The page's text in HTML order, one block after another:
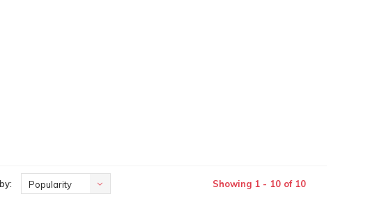
Popularity Showing 1 - 10 of 10